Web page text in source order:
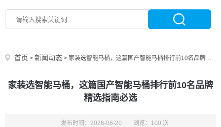
首页 > 新闻动态 > 家装选智能马桶，这篇国产智能马桶排行前10名品牌精选指南必选
家装选智能马桶，这篇国产智能马桶排行前10名品牌
精选指南必选
发布时间：2026-06-20 浏览：100 次